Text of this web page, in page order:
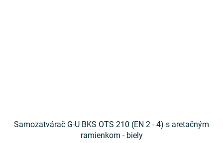
Samozatvárač G-U BKS OTS 210 (EN 2 - 4) s aretačným
ramienkom - biely